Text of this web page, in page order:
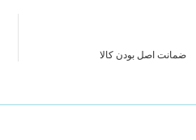
ضمانت اصل بودن کالا